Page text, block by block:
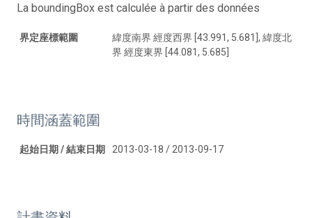
La boundingBox est calculée à partir des données
界定座標範圍
緯度南界 經度西界 [43.991, 5.681], 緯度北
界 經度東界 [44.081, 5.685]
時間涵蓋範圍
起始日期 / 結束日期 2013-03-18 / 2013-09-17